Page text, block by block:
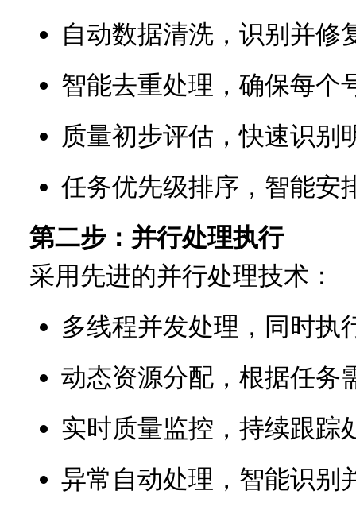
自动数据清洗，识别并修
智能去重处理，确保每个
质量初步评估，快速识别
任务优先级排序，智能安
第二步：并行处理执行
采用先进的并行处理技术：
多线程并发处理，同时执
动态资源分配，根据任务
实时质量监控，持续跟踪
异常自动处理，智能识别